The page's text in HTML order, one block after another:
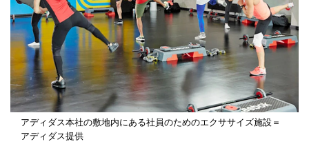
アディダス本社の敷地内にある社員のためのエクササイズ施設＝
アディダス提供